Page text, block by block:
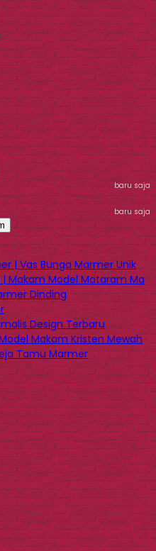
baru saja
baru saja
| Vas Bunga Marmer Unik
Makam Model Mataram Ma
Dinding
Design Terbaru
Makam Kristen Mewah
Tamu Marmer